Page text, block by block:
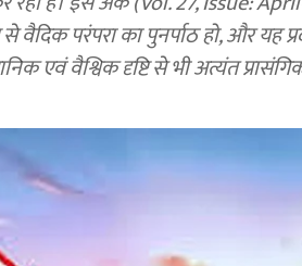
वैदिक परंपरा का पुनर्पाठ हो, और यह
एवं वैश्विक दृष्टि से भी अत्यंत